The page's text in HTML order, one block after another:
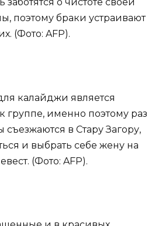
поэтому браки устраивают
(Фото: AFP).
калайджи является
группе, именно поэтому раз
съезжаются в Стару Загору,
и выбрать себе жену на
(Фото: AFP).